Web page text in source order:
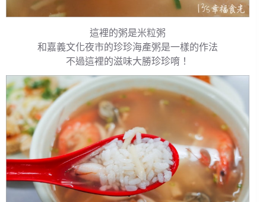
這裡的粥是米粒粥
和嘉義文化夜市的珍珍海產粥是一樣的作法
不過這裡的滋味大勝珍珍唷！